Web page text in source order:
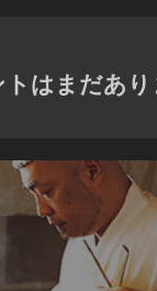
はまだあり